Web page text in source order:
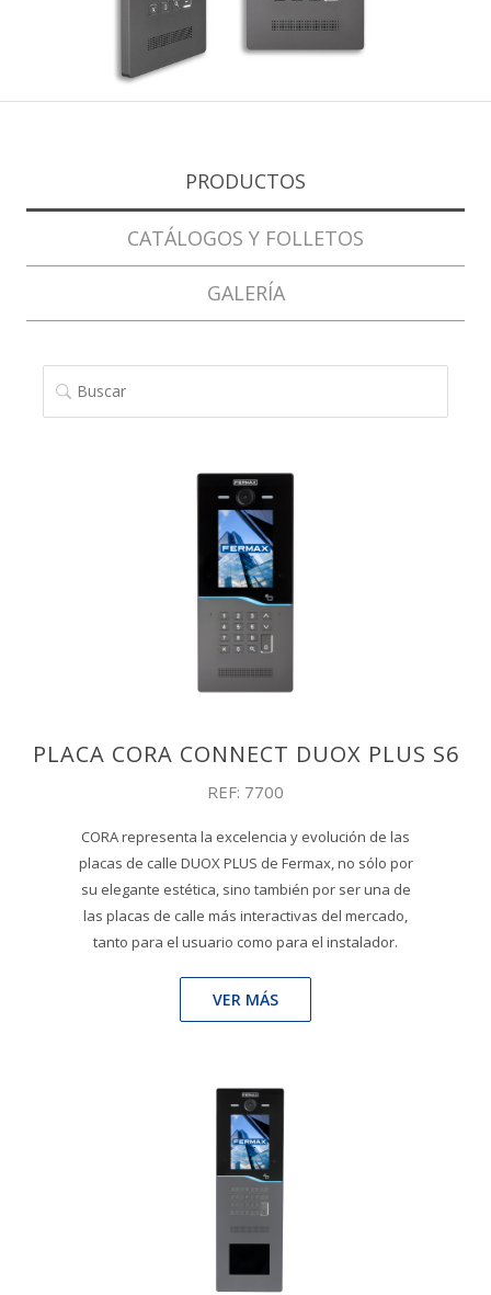
PRODUCTOS
CATÁLOGOS Y FOLLETOS
GALERÍA
PLACA CORA CONNECT DUOX PLUS S6
REF: 7700
CORA representa la excelencia y evolución de las
placas de calle DUOX PLUS de Fermax, no sólo por
su elegante estética, sino también por ser una de
las placas de calle más interactivas del mercado,
tanto para el usuario como para el instalador.
VER MÁS